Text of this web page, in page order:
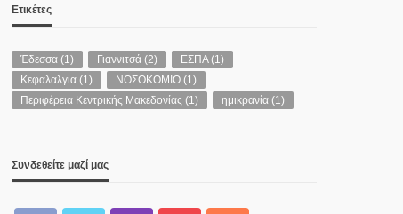
Ετικέτες
Έδεσσα(1) Γιαννιτσά(2) ΕΣΠΑ(1)
Κεφαλαλγία(1) ΝΟΣΟΚΟΜΙΟ(1)
Περιφέρεια Κεντρικής Μακεδονίας (1) ημικρανία(1)
Συνδεθείτε μαζί μας